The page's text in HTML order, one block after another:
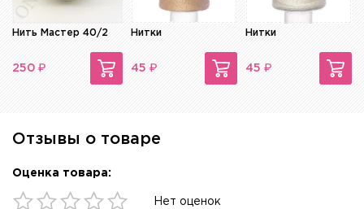
Нить Мастер 40/2
250 ₽
Нитки
45 ₽
Нитки
45 ₽
Отзывы о товаре
Оценка товара:
Нет оценок